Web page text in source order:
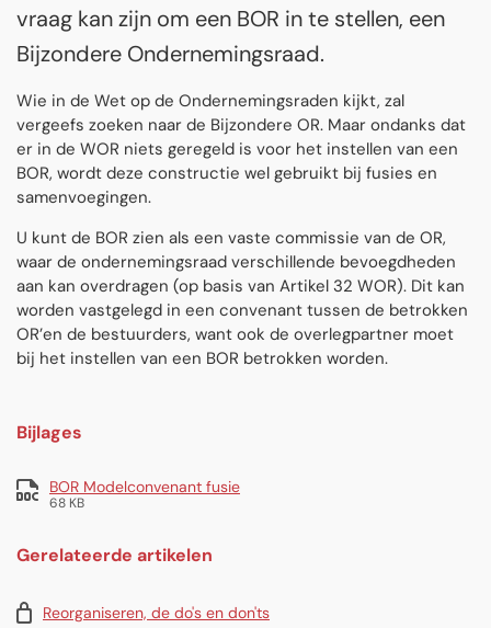
vraag kan zijn om een BOR in te stellen, een
Bijzondere Ondernemingsraad.
Wie in de Wet op de Ondernemingsraden kijkt, zal
vergeefs zoeken naar de Bijzondere OR. Maar ondanks dat
er in de WOR niets geregeld is voor het instellen van een
BOR, wordt deze constructie wel gebruikt bij fusies en
samenvoegingen.
U kunt de BOR zien als een vaste commissie van de OR,
waar de ondernemingsraad verschillende bevoegdheden
aan kan overdragen (op basis van Artikel 32 WOR). Dit kan
worden vastgelegd in een convenant tussen de betrokken
OR’en de bestuurders, want ook de overlegpartner moet
bij het instellen van een BOR betrokken worden.
Bijlages
BOR Modelconvenant fusie
68 KB
Gerelateerde artikelen
Reorganiseren, de do's en don'ts